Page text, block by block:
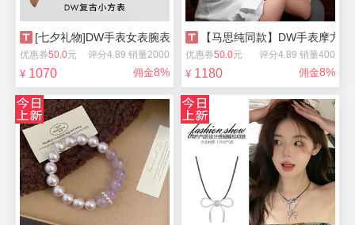
[七夕礼物]DW手表女表腕表经典小绿表
优惠券50.0元 评分4.89 销量2000
¥ 1070 佣金8%
【马思纯同款】DW手表摩方
优惠券50.0元 评分4.89 销量400
¥ 1180 佣金8%